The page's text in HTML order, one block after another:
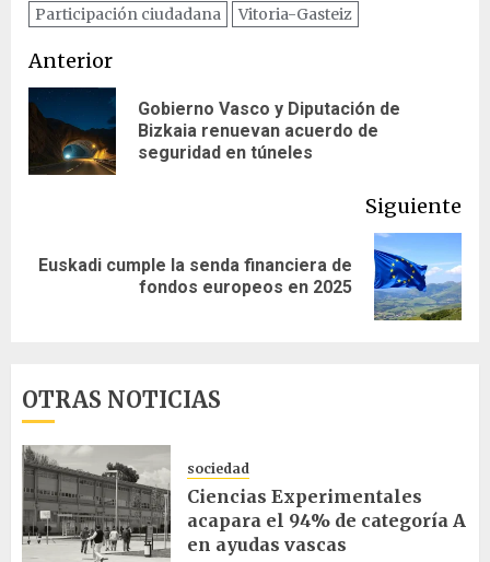
Participación ciudadana
Vitoria-Gasteiz
Navegación
de
entradas
Anterior
Gobierno Vasco y Diputación de
Bizkaia renuevan acuerdo de
seguridad en túneles
Siguiente
Siguiente
Euskadi cumple la senda financiera de
fondos europeos en 2025
OTRAS NOTICIAS
sociedad
Ciencias Experimentales
acapara el 94% de categoría A
en ayudas vascas